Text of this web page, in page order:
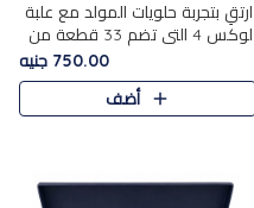
ارتقِ بتجربة حلويات المولد مع علبة
لوكس 4 التي تضم 33 قطعة من
تشكيلة فاخرة ومتنوعة من أشهر
الأصناف الشرقية. تحتوي العلبة على
الجزرية بالفول،..
750.00 جنيه
أضف